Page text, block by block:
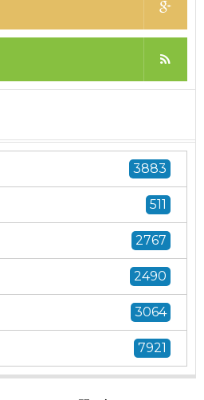
3883
511
2767
2490
3064
7921